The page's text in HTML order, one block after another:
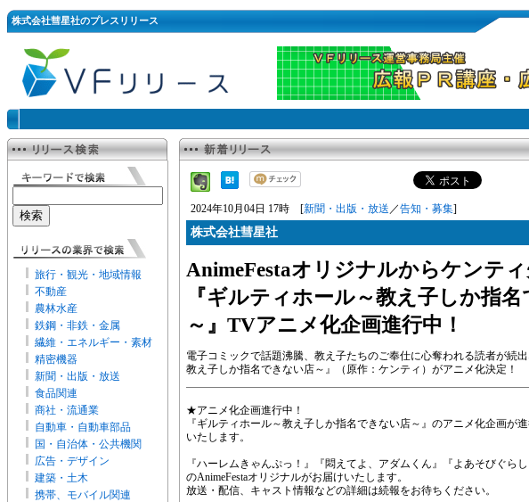
株式会社彗星社のプレスリリース
旅行・観光・地域情報
不動産
農林水産
鉄鋼・非鉄・金属
繊維・エネルギー・素材
精密機器
新聞・出版・放送
食品関連
商社・流通業
自動車・自動車部品
国・自治体・公共機関
広告・デザイン
建築・土木
携帯、モバイル関連
2024年10月04日 17時 [新聞・出版・放送 ／告知・募集]
株式会社彗星社
AnimeFestaオリジナルからケンテ
『ギルティホール～教え子しか指
～』TVアニメ化企画進行中！
電子コミックで話題沸騰、教え子たちのご奉仕に心奪われる読者が続
教え子しか指名できない店～』（原作：ケンティ）がアニメ化決定！
★アニメ化企画進行中！
『ギルティホール～教え子しか指名できない店～』のアニメ化企画が
いたします。
『ハーレムきゃんぷっ！』『悶えてよ、アダムくん』『よあそびぐら
のAnimeFestaオリジナルがお届けいたします。
放送・配信、キャスト情報などの詳細は続報をお待ちください。